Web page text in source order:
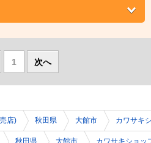
1 次へ
店) 秋田県 大館市 カワサキ